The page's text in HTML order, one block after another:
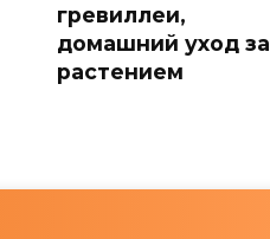
гревиллеи,
домашний уход за
растением